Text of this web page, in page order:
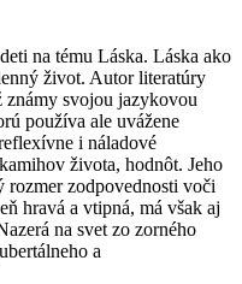
na tému Láska. Láska ako
život. Autor literatúry
známy svojou jazykovou
používa ale uvážene
i náladové
života, hodnôt. Jeho
rozmer zodpovednosti voči
hravá a vtipná, má však aj
na svet zo zorného
a